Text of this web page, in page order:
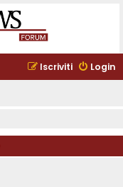
Login
Iscriviti